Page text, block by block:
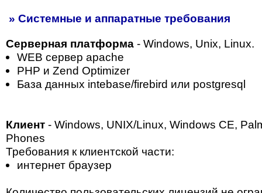
» Системные и аппаратные требования
Серверная платформа - Windows, Unix, Linux.
WEB сервер apaсhe
PHP и Zend Optimizer
База данных intebase/firebird или postgresql
Клиент - Windows, UNIX/Linux, Windows CE,
Phones
Требования к клиентской части:
интернет браузер